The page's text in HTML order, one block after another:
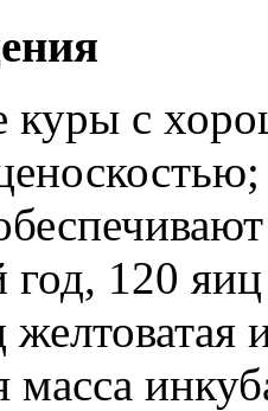
куры с
120
желтоватая